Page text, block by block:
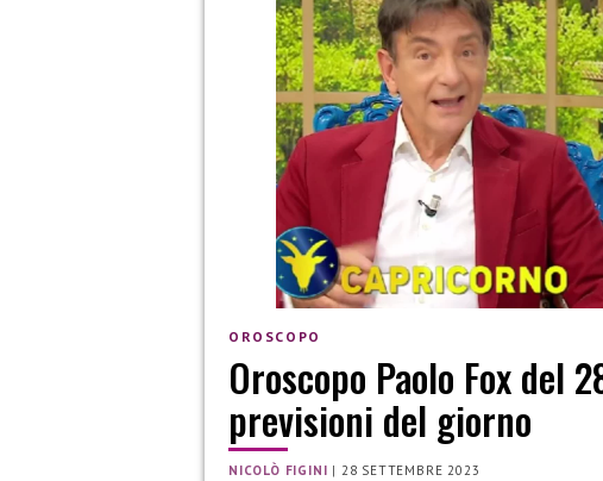
OROSCOPO
Oroscopo Paolo Fox del
previsioni del giorno
NICOLÒ FIGINI | 28 SETTEMBRE 2023